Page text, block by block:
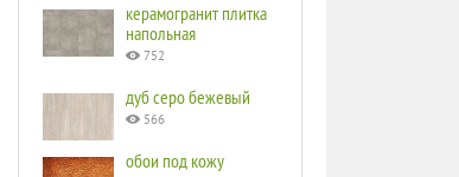
керамогранит плитка
напольная
752
дуб серо бежевый
566
обои под кожу